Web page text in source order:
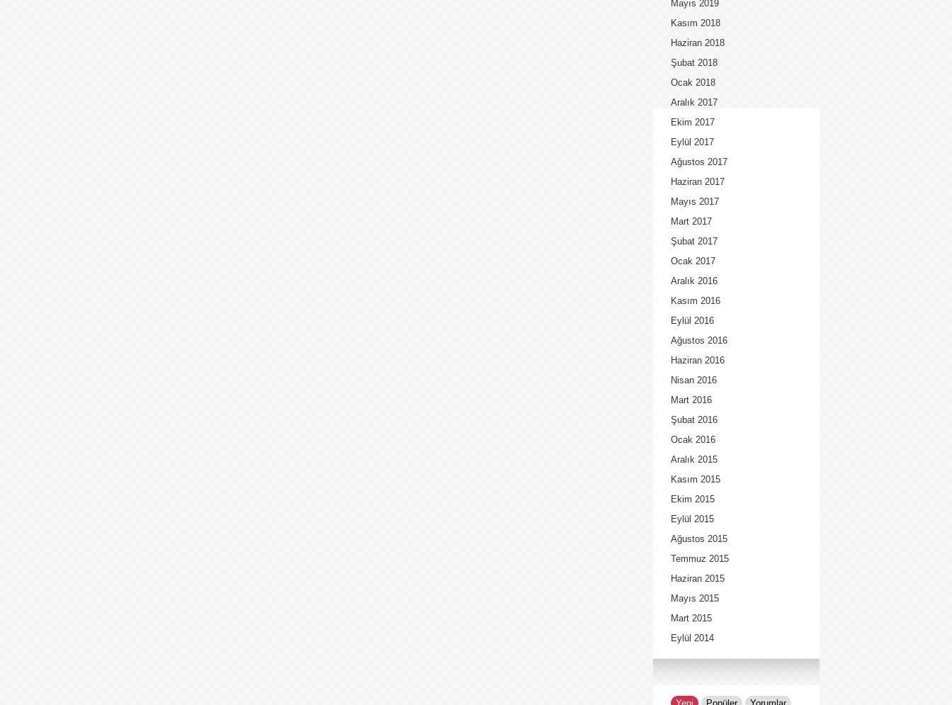
Mayıs 2019
Kasım 2018
Haziran 2018
Şubat 2018
Ocak 2018
Aralık 2017
Ekim 2017
Eylül 2017
Ağustos 2017
Haziran 2017
Mayıs 2017
Mart 2017
Şubat 2017
Ocak 2017
Aralık 2016
Kasım 2016
Eylül 2016
Ağustos 2016
Haziran 2016
Nisan 2016
Mart 2016
Şubat 2016
Ocak 2016
Aralık 2015
Kasım 2015
Ekim 2015
Eylül 2015
Ağustos 2015
Temmuz 2015
Haziran 2015
Mayıs 2015
Mart 2015
Eylül 2014